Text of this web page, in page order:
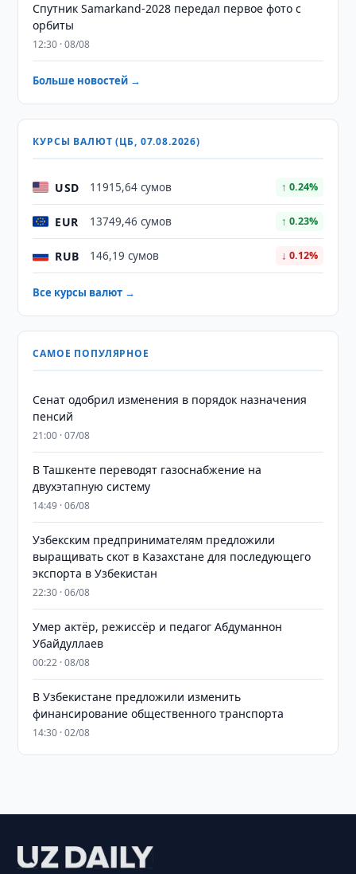
Спутник Samarkand-2028 передал первое фото с
орбиты
12:30 · 08/08
Больше новостей →
КУРСЫ ВАЛЮТ (ЦБ, 07.08.2026)
USD 11915,64 сумов ↑ 0.24%
EUR 13749,46 сумов ↑ 0.23%
RUB 146,19 сумов ↓ 0.12%
Все курсы валют →
САМОЕ ПОПУЛЯРНОЕ
Сенат одобрил изменения в порядок назначения
пенсий
21:00 · 07/08
В Ташкенте переводят газоснабжение на
двухэтапную систему
14:49 · 06/08
Узбекским предпринимателям предложили
выращивать скот в Казахстане для последующего
экспорта в Узбекистан
22:30 · 06/08
Умер актёр, режиссёр и педагог Абдуманнон
Убайдуллаев
00:22 · 08/08
В Узбекистане предложили изменить
финансирование общественного транспорта
14:30 · 02/08